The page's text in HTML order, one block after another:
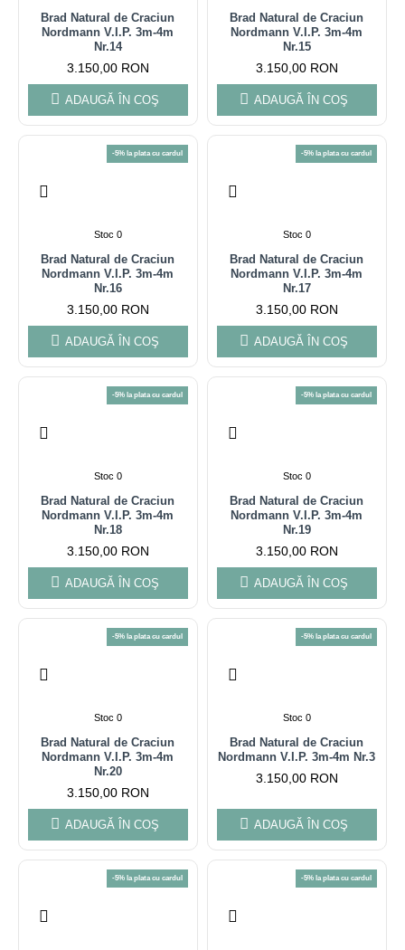
Brad Natural de Craciun
Nordmann V.I.P. 3m-4m
Nr.14
3.150,00 RON
ADAUGĂ ÎN COŞ
Brad Natural de Craciun
Nordmann V.I.P. 3m-4m
Nr.15
3.150,00 RON
ADAUGĂ ÎN COŞ
-5% la plata cu cardul
Stoc 0
Brad Natural de Craciun
Nordmann V.I.P. 3m-4m
Nr.16
3.150,00 RON
ADAUGĂ ÎN COŞ
-5% la plata cu cardul
Stoc 0
Brad Natural de Craciun
Nordmann V.I.P. 3m-4m
Nr.17
3.150,00 RON
ADAUGĂ ÎN COŞ
-5% la plata cu cardul
Stoc 0
Brad Natural de Craciun
Nordmann V.I.P. 3m-4m
Nr.18
3.150,00 RON
ADAUGĂ ÎN COŞ
-5% la plata cu cardul
Stoc 0
Brad Natural de Craciun
Nordmann V.I.P. 3m-4m
Nr.19
3.150,00 RON
ADAUGĂ ÎN COŞ
-5% la plata cu cardul
Stoc 0
Brad Natural de Craciun
Nordmann V.I.P. 3m-4m
Nr.20
3.150,00 RON
ADAUGĂ ÎN COŞ
-5% la plata cu cardul
Stoc 0
Brad Natural de Craciun
Nordmann V.I.P. 3m-4m Nr.3
3.150,00 RON
ADAUGĂ ÎN COŞ
-5% la plata cu cardul -5% la plata cu cardul